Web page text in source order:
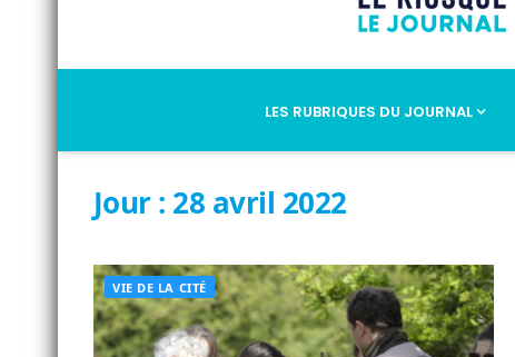
LES RUBRIQUES DU JOURNAL
Jour : 28 avril 2022
VIE DE LA CITÉ